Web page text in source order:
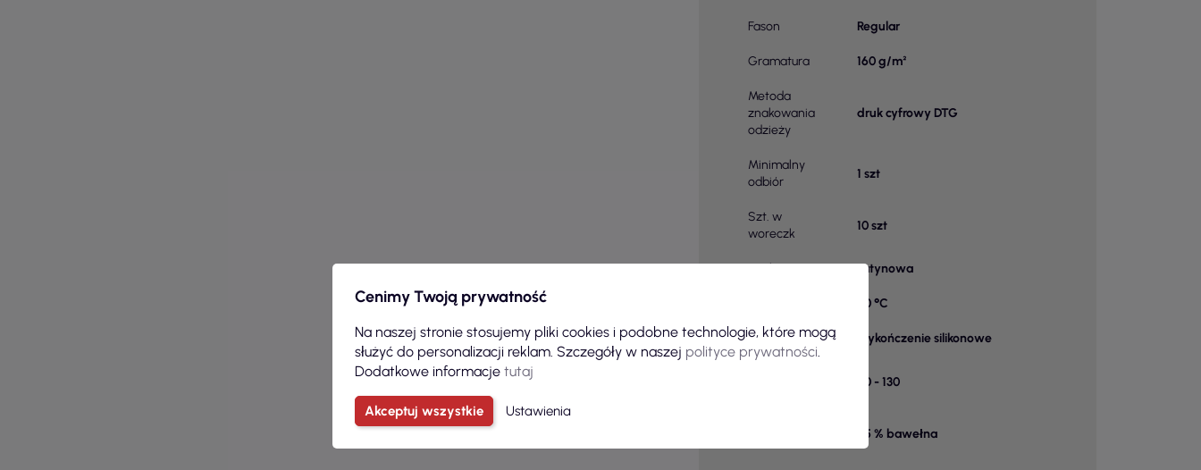
Fason Regular
Gramatura 160 g/m²
Metoda
znakowania
odzieży
druk cyfrowy DTG
Minimalny
odbiór
1 szt
Szt. w
woreczk
10 szt
Metka satynowa
40 °C
Zabiegi wykończenie silikonowe
90 - 130
85 % bawełna
Cenimy Twoją prywatność
Na naszej stronie stosujemy pliki cookies i podobne technologie, które mogą
służyć do personalizacji reklam. Szczegóły w naszej polityce prywatności
Dodatkowe informacje tutaj
Akceptuj wszystkie Ustawienia